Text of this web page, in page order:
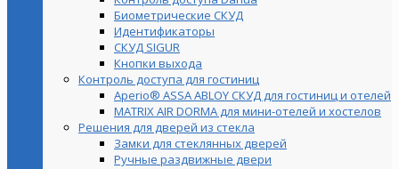
Биометрические СКУД
Идентификаторы
СКУД SIGUR
Кнопки выхода
Контроль доступа для гостиниц
Aperio® ASSA ABLOY СКУД для гостиниц и отелей
MATRIX AIR DORMA для мини-отелей и хостелов
Решения для дверей из стекла
Замки для стеклянных дверей
Ручные раздвижные двери